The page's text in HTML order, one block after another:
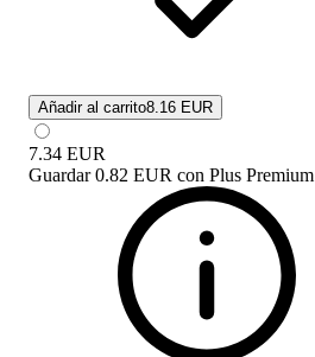
Añadir al carrito8.16 EUR
7.34 EUR
Guardar 0.82 EUR con Plus Premium